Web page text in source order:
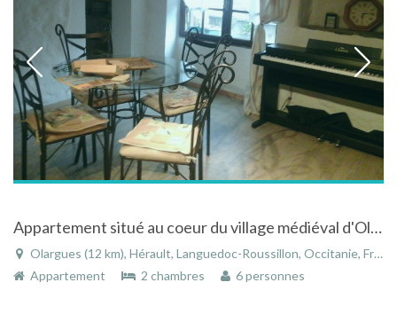
Appartement situé au coeur du village médiéval d'Olargues
Olargues (12 km), Hérault, Languedoc-Roussillon, Occitanie, France
Appartement
2 chambres 6 personnes